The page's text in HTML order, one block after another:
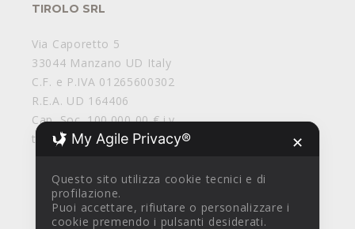
TIROLO SRL
Via Caporetto 5
33044 Manzano UD Italy
C.F. e P.IVA 01265600302
R.E.A. UD 164406
Cap. Soc. 100.000,00 € i.v.
tirolosrl@legalmail.it
My Agile Privacy® ✕
Questo sito utilizza cookie tecnici e di
profilazione.
Puoi accettare, rifiutare o personalizzare i
cookie premendo i pulsanti desiderati.